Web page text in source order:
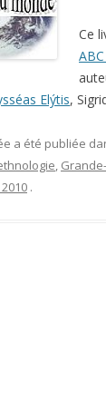
Ce
Elýtis,
a été publiée
,
.